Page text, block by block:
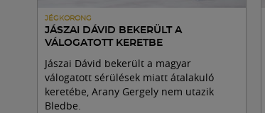
JÉGKORONG
JÁSZAI DÁVID BEKERÜLT A
VÁLOGATOTT KERETBE
Jászai Dávid bekerült a magyar
válogatott sérülések miatt átalakuló
keretébe, Arany Gergely nem utazik
Bledbe.